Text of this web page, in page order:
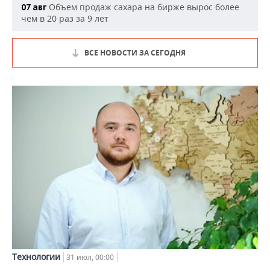
07 авг Объем продаж сахара на бирже вырос более
чем в 20 раз за 9 лет
ВСЕ НОВОСТИ ЗА СЕГОДНЯ
Технологии 31 июл, 00:00